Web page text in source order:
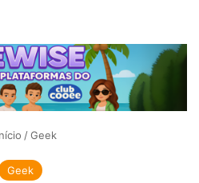
/Geek
Geek